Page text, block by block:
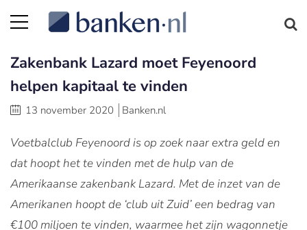
Zakenbank Lazard moet Feyenoord
helpen kapitaal te vinden
13 november 2020 Banken.nl
Voetbalclub Feyenoord is op zoek naar extra geld en
dat hoopt het te vinden met de hulp van de
Amerikaanse zakenbank Lazard. Met de inzet van de
Amerikanen hoopt de ‘club uit Zuid’ een bedrag van
€100 miljoen te vinden, waarmee het zijn wagonnetje